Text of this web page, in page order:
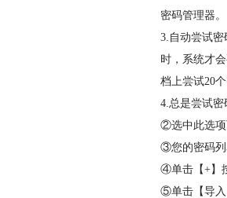
密码管理器。
3.自动尝试
时，系统才
档上尝试20
4.总是尝试密
②选中此选项
③您的密码列
④单击【+】
⑤单击【导入